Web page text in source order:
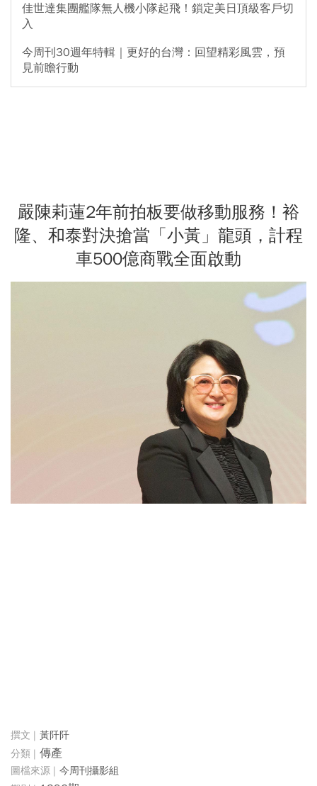
佳世達集團艦隊無人機小隊起飛！鎖定美日頂級客戶切
入
今周刊30週年特輯｜更好的台灣：回望精彩風雲，預
見前瞻行動
嚴陳莉蓮2年前拍板要做移動服務！裕
隆、和泰對決搶當「小黃」龍頭，計程
車500億商戰全面啟動
黃阡阡
傳產
今周刊攝影組